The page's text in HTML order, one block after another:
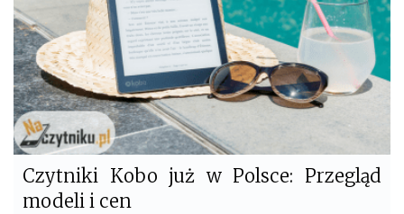
k
Czytniki Kobo już w Polsce: Przegląd
modeli i cen